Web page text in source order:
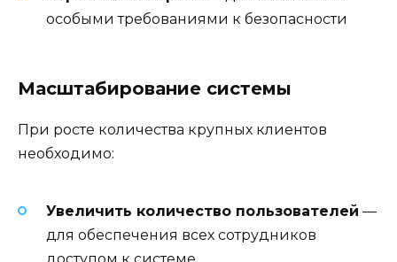
особыми требованиями к безопасности
Масштабирование системы
При росте количества крупных клиентов
необходимо:
Увеличить количество пользователей —
для обеспечения всех сотрудников